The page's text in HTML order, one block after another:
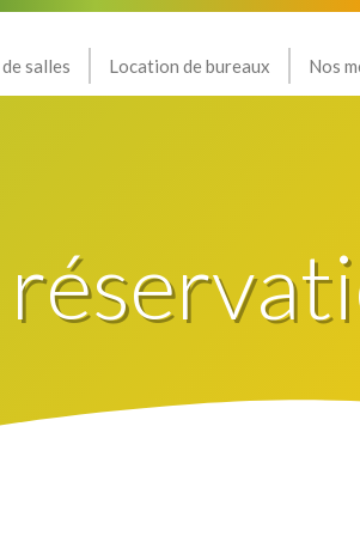
salles Location de bureaux Nos